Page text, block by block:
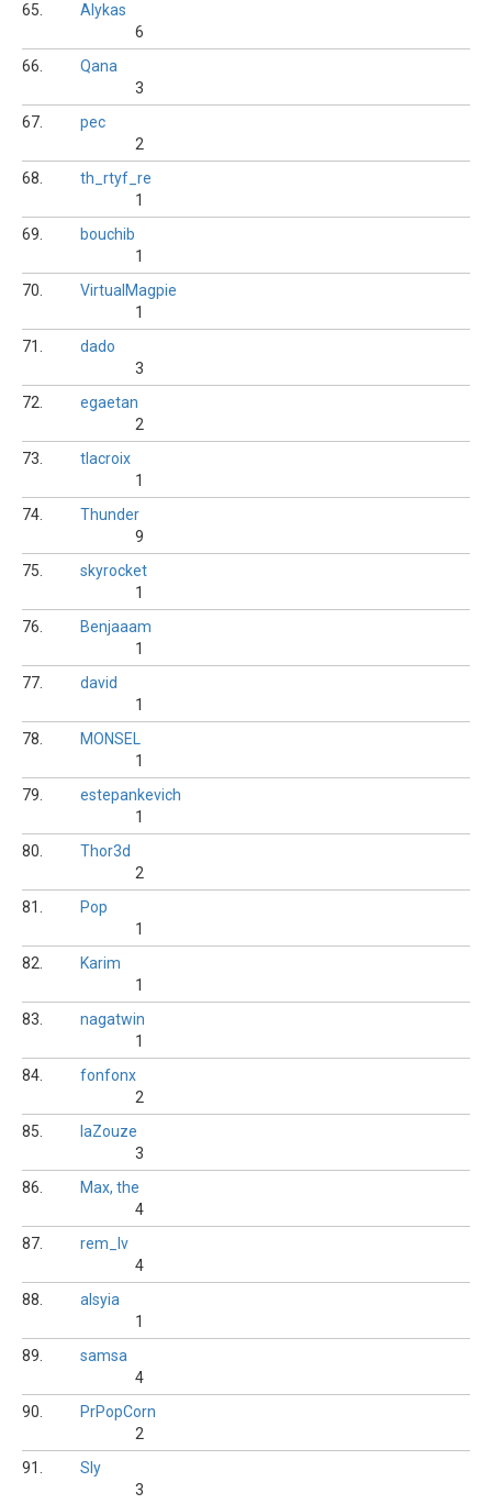
65.
Alykas
6
66.
Qana
3
67.
pec
2
68.
th_rtyf_re
1
69.
bouchib
1
70.
VirtualMagpie
1
71.
dado
3
72.
egaetan
2
73.
tlacroix
1
74.
Thunder
9
75.
skyrocket
1
76.
Benjaaam
1
77.
david
1
78.
MONSEL
1
79.
estepankevich
1
80.
Thor3d
2
81.
Pop
1
82.
Karim
1
83.
nagatwin
1
84.
fonfonx
2
85.
laZouze
3
86.
Max, the
4
87.
rem_lv
4
88.
alsyia
1
89.
samsa
4
90.
PrPopCorn
2
91.
Sly
3